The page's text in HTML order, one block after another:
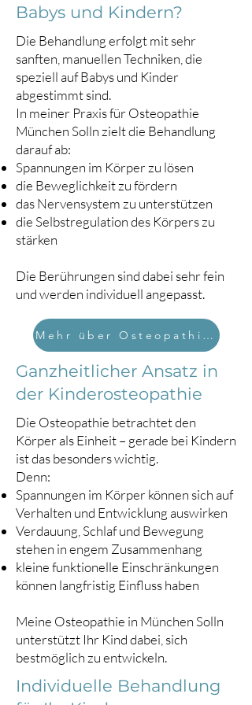
Babys und Kindern?
Die Behandlung erfolgt mit sehr
sanften, manuellen Techniken, die
speziell auf Babys und Kinder
abgestimmt sind.
In meiner Praxis für Osteopathie
München Solln zielt die Behandlung
darauf ab:
Spannungen im Körper zu lösen
die Beweglichkeit zu fördern
das Nervensystem zu unterstützen
die Selbstregulation des Körpers zu
stärken
Die Berührungen sind dabei sehr fein
und werden individuell angepasst.
Mehr über Osteopathie erfahren
Ganzheitlicher Ansatz in
der Kinderosteopathie
Die Osteopathie betrachtet den
Körper als Einheit – gerade bei Kindern
ist das besonders wichtig.
Denn:
Spannungen im Körper können sich auf
Verhalten und Entwicklung auswirken
Verdauung, Schlaf und Bewegung
stehen in engem Zusammenhang
kleine funktionelle Einschränkungen
können langfristig Einfluss haben
Meine Osteopathie in München Solln
unterstützt Ihr Kind dabei, sich
bestmöglich zu entwickeln.
Individuelle Behandlung